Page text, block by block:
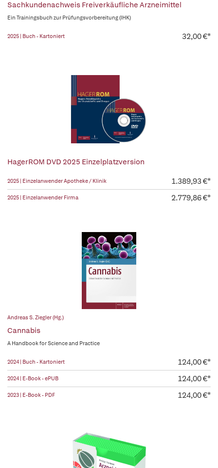
Sachkundenachweis Freiverkäufliche Arzneimittel
Ein Trainingsbuch zur Prüfungsvorbereitung (IHK)
2025 | Buch - Kartoniert 32,00 €*
HagerROM DVD 2025 Einzelplatzversion
2025 | Einzelanwender Apotheke / Klinik 1.389,93 €*
2025 | Einzelanwender Firma 2.779,86 €*
Andreas S. Ziegler (Hg.)
Cannabis
A Handbook for Science and Practice
2024 | Buch - Kartoniert 124,00 €*
2024 | E-Book - ePUB 124,00 €*
2023 | E-Book - PDF 124,00 €*